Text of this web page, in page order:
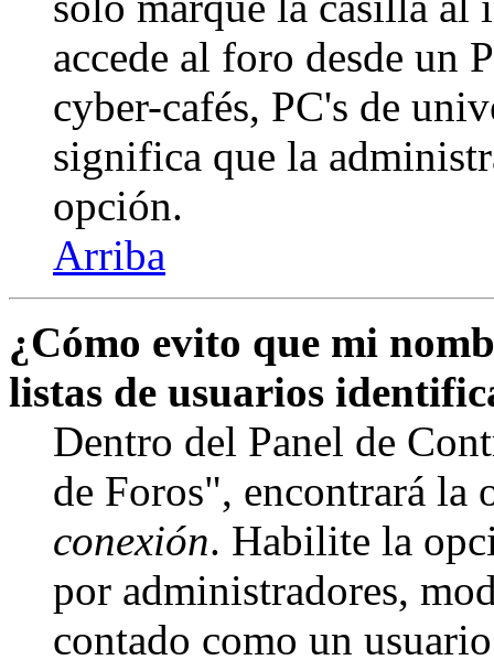
accede al foro desde un
cyber-cafés, PC's de
significa que la
opción.
Arriba
¿Cómo evito que mi
listas de usuarios
Dentro del Panel de
de Foros", encontrará la
conexión. Habilite la
por administradores,
contado como un